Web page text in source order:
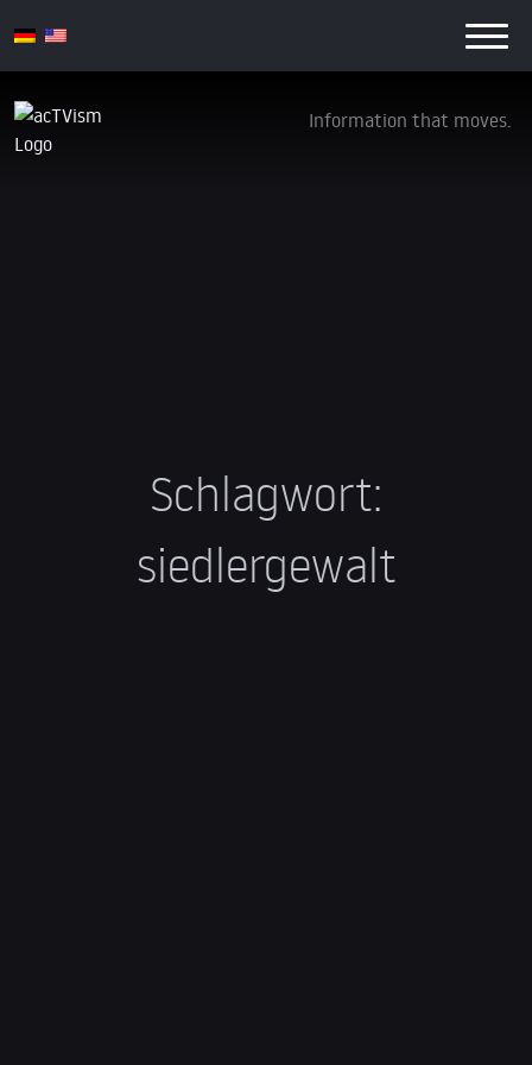
Information that moves.
Schlagwort:
siedlergewalt